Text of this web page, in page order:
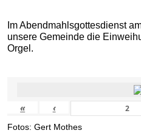
Im Abendmahlsgottesdienst
unsere Gemeinde die
Orgel.
« ‹
Fotos: Gert Mothes